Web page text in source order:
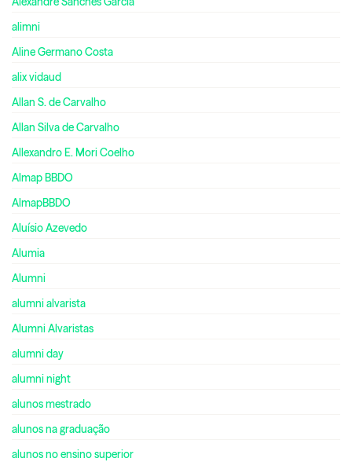
alimni
Aline Germano Costa
alix vidaud
Allan S. de Carvalho
Allan Silva de Carvalho
Allexandro E. Mori Coelho
Almap BBDO
AlmapBBDO
Aluísio Azevedo
Alumia
Alumni
alumni alvarista
Alumni Alvaristas
alumni day
alumni night
alunos mestrado
alunos na graduação
alunos no ensino superior